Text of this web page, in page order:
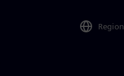
Region